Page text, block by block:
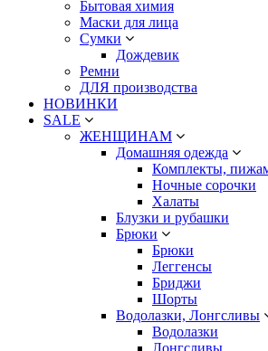
Бытовая химия
Маски для лица
Сумки
Дождевик
Ремни
ДЛЯ производства
НОВИНКИ
SALE
ЖЕНЩИНАМ
Домашняя одежда
Комплекты,
Ночные сорочки
Халаты
Блузки и рубашки
Брюки
Брюки
Леггенсы
Бриджи
Шорты
Водолазки, Лонгсливы
Водолазки
Лонгсливы